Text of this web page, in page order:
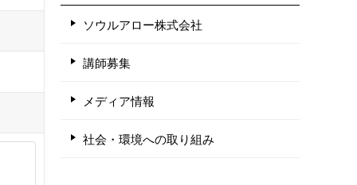
ソウルアロー株式会社
講師募集
メディア情報
社会・環境への取り組み